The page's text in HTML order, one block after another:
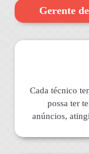
Gerente
Cada técnico
possa ter
anúncios,